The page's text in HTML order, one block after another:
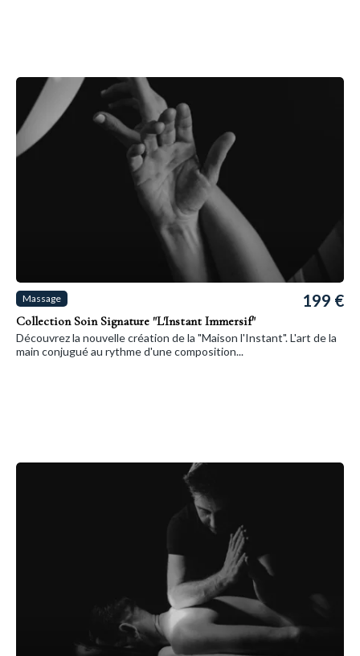
Massage
Collection Soin Signature "L'Instant Immersif"
199 €
Découvrez la nouvelle création de la "Maison l'Instant". L'art de la
main conjugué au rythme d'une composition...